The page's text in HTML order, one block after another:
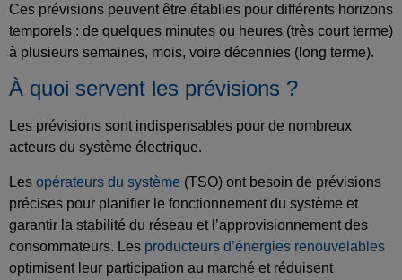
Ces prévisions peuvent être établies pour différents horizons
temporels : de quelques minutes ou heures (très court terme)
à plusieurs semaines, mois, voire décennies (long terme).
À quoi servent les prévisions ?
Les prévisions sont indispensables pour de nombreux
acteurs du système électrique.
Les opérateurs du système (TSO) ont besoin de prévisions
précises pour planifier le fonctionnement du système et
garantir la stabilité du réseau et l’approvisionnement des
consommateurs. Les producteurs d’énergies renouvelables
optimisent leur participation au marché et réduisent